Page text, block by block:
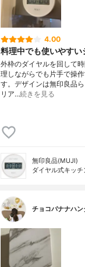
4.00
料理中でも使いやすい
外枠のダイヤルを回して
理しながらでも片手で操
す。デザインは無印良品
リア…続きを見る
無印良品(MUJI)
ダイヤル式キッチ
チョコバナナハン